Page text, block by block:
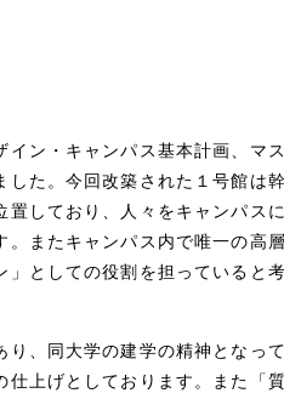
ン・キャンパス基本計画、マ
た。今回改築された１号館は
しており、人々をキャンパスに
またキャンパス内で唯一の高
としての役割を担っていると
、同大学の建学の精神となっ
仕上げとしております。また「